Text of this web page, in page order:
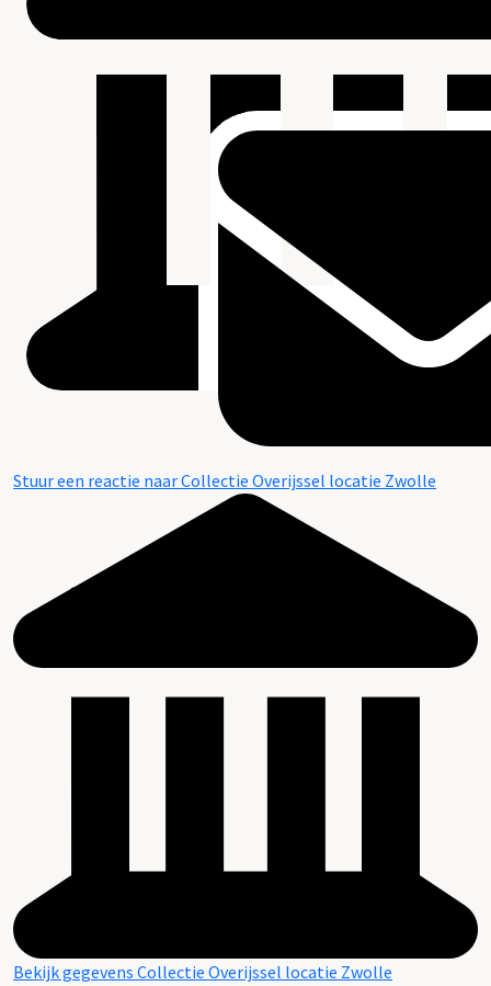
Stuur een reactie naar Collectie Overijssel locatie Zwolle
Bekijk gegevens Collectie Overijssel locatie Zwolle